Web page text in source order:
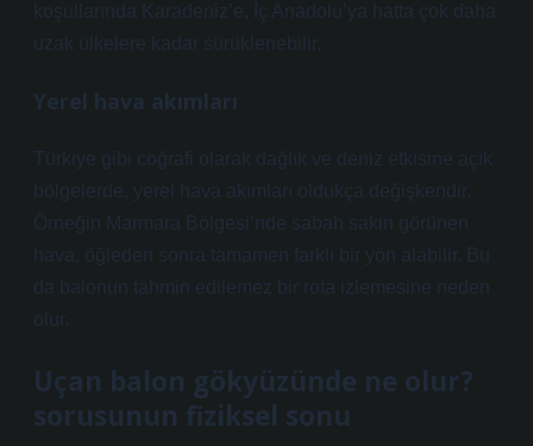
koşullarında Karadeniz’e, İç Anadolu’ya hatta çok daha
uzak ülkelere kadar sürüklenebilir.
Yerel hava akımları
Türkiye gibi coğrafi olarak dağlık ve deniz etkisine açık
bölgelerde, yerel hava akımları oldukça değişkendir.
Örneğin Marmara Bölgesi’nde sabah sakin görünen
hava, öğleden sonra tamamen farklı bir yön alabilir. Bu
da balonun tahmin edilemez bir rota izlemesine neden
olur.
Uçan balon gökyüzünde ne olur?
sorusunun fiziksel sonu